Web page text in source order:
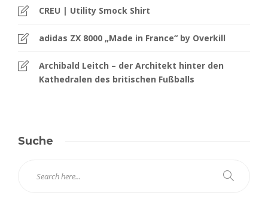
CREU | Utility Smock Shirt
adidas ZX 8000 „Made in France“ by Overkill
Archibald Leitch – der Architekt hinter den
Kathedralen des britischen Fußballs
Suche